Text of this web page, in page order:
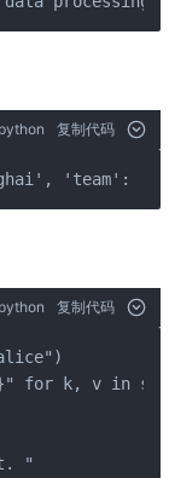
python 复制代码
'team':
python 复制代码
for k, v in
"